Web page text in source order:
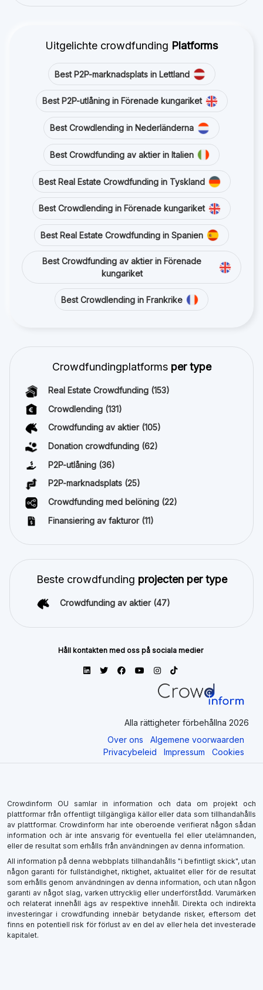
Uitgelichte crowdfunding Platforms
Best P2P-marknadsplats in Lettland
Best P2P-utlåning in Förenade kungariket
Best Crowdlending in Nederländerna
Best Crowdfunding av aktier in Italien
Best Real Estate Crowdfunding in Tyskland
Best Crowdlending in Förenade kungariket
Best Real Estate Crowdfunding in Spanien
Best Crowdfunding av aktier in Förenade
kungariket
Best Crowdlending in Frankrike
Crowdfundingplatforms per type
Real Estate Crowdfunding (153)
Crowdlending (131)
Crowdfunding av aktier (105)
Donation crowdfunding (62)
P2P-utlåning (36)
P2P-marknadsplats (25)
Crowdfunding med belöning (22)
Finansiering av fakturor (11)
Beste crowdfunding projecten per type
Crowdfunding av aktier (47)
Håll kontakten med oss på sociala medier
Alla rättigheter förbehållna 2026
Over ons
Algemene voorwaarden
Privacybeleid
Impressum Cookies
Crowdinform OU samlar in information och data om projekt och
plattformar från offentligt tillgängliga källor eller data som tillhandahålls
av plattformar. Crowdinform har inte oberoende verifierat någon sådan
information och är inte ansvarig för eventuella fel eller utelämnanden,
eller de resultat som erhålls från användningen av denna information.
All information på denna webbplats tillhandahålls "i befintligt skick", utan
någon garanti för fullständighet, riktighet, aktualitet eller för de resultat
som erhålls genom användningen av denna information, och utan någon
garanti av något slag, varken uttrycklig eller underförstådd. Varumärken
och relaterat innehåll ägs av respektive innehåll. Direkta och indirekta
investeringar i crowdfunding innebär betydande risker, eftersom det
finns en potentiell risk för förlust av en del av eller hela det investerade
kapitalet.